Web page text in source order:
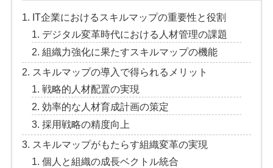
IT企業におけるスキルマップの重要性と役割
デジタル変革時代における人材管理の課題
組織力強化に果たすスキルマップの機能
スキルマップの導入で得られるメリット
戦略的人材配置の実現
効率的な人材育成計画の策定
採用戦略の精度向上
スキルマップがもたらす組織変革の実現
個人と組織の成長ベクトル統合